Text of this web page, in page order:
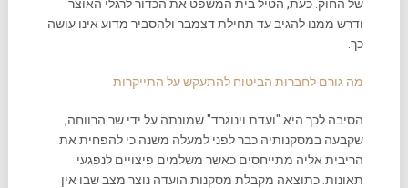
של החוק. כעת, הטיל בית המשפט את הכדור לרגלי האוצר
ודרש ממנו להגיב עד תחילת דצמבר ולהסביר מדוע אינו עושה
כך.
מה גורם לחברות הביטוח להתעקש על התייקרות
הסיבה לכך היא "ועדת וינוגרד" שמונתה על ידי שר הרווחה,
שקבעה במסקנותיה כבר לפני למעלה משנה כי להפחית את
הריבית אליה מתייחסים כאשר משלמים פיצויים לנפגעי
תאונות. כתוצאה מקבלת מסקנות הועדה נוצר מצב שבו אין